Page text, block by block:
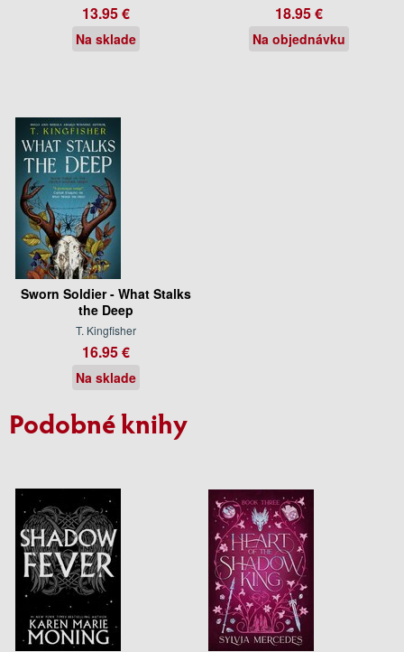
13.95 €
Na sklade
18.95 €
Na objednávku
Sworn Soldier - What Stalks
the Deep
T. Kingfisher
16.95 €
Na sklade
Podobné knihy